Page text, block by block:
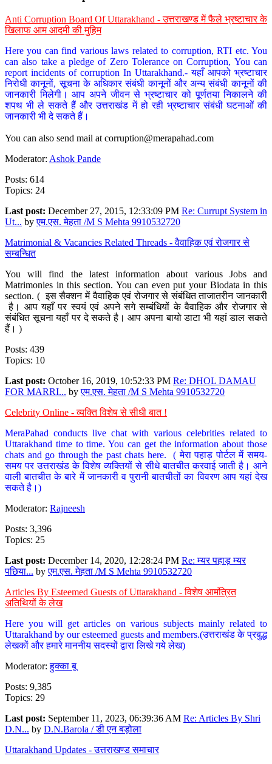
Anti Corruption Board Of Uttarakhand - उत्तराखण्ड में फैले भ्रष्टाचार के
खिलाफ आम आदमी की मुहिम
Here you can find various laws related to corruption, RTI etc. You
can also take a pledge of Zero Tolerance on Corruption, You can
report incidents of corruption In Uttarakhand.- यहाँ आपको भ्रष्टाचार
निरोधी कानूनों, सूचना के अधिकार संबंधी कानूनों और अन्य संबंधी कानूनों की
जानकारी मिलेगी। आप अपने जीवन से भ्रष्टाचार को पूर्णतया निकालने की
शपथ भी ले सकते हैं और उत्तराखंड में हो रही भ्रष्टाचार संबंधी घटनाओं की
जानकारी भी दे सकते हैं।
You can also send mail at corruption@merapahad.com
Moderator: Ashok Pande
Posts: 614
Topics: 24
Last post: December 27, 2015, 12:33:09 PM Re: Currupt System in
Ut... byएम.एस. मेहता /M S Mehta 9910532720
Matrimonial & Vacancies Related Threads - वैवाहिक एवं रोजगार से
सम्बन्धित
You will find the latest information about various Jobs and
Matrimonies in this section. You can even put your Biodata in this
section. ( इस सैक्शन में वैवाहिक एवं रोजगार से संबंधित ताजातरीन जानकारी
है। आप यहाँ पर स्वयं एवं अपने सगे सम्बंधियों के वैवाहिक और रोजगार से
संबंधित सूचना यहाँ पर दे सकते है। आप अपना बायो डाटा भी यहां डाल सकते
हैं। )
Posts: 439
Topics: 10
Last post: October 16, 2019, 10:52:33 PM Re: DHOL DAMAU
FOR MARRI... byएम.एस. मेहता /M S Mehta 9910532720
Celebrity Online - व्यक्ति विशेष से सीधी बात !
MeraPahad conducts live chat with various celebrities related to
Uttarakhand time to time. You can get the information about those
chats and go through the past chats here. ( मेरा पहाड़ पोर्टल में समय-
समय पर उत्तराखंड के विशेष व्यक्तियों से सीधे बातचीत करवाई जाती है। आने
वाली बातचीत के बारे में जानकारी व पुरानी बातचीतों का विवरण आप यहां देख
सकते है।)
Moderator: Rajneesh
Posts: 3,396
Topics: 25
Last post: December 14, 2020, 12:28:24 PM Re: म्यर पहाड़ म्यर
पछिया... byएम.एस. मेहता /M S Mehta 9910532720
Articles By Esteemed Guests of Uttarakhand - विशेष आमंत्रित
अतिथियों के लेख
Here you will get articles on various subjects mainly related to
Uttarakhand by our esteemed guests and members.(उत्तराखंड के प्रबुद्ध
लेखकों और हमारे माननीय सदस्यों द्वारा लिखे गये लेख)
Moderator:हुक्का बू
Posts: 9,385
Topics: 29
Last post: September 11, 2023, 06:39:36 AM Re: Articles By Shri
D.N... by D.N.Barola / डी एन बड़ोला
Uttarakhand Updates - उत्तराखण्ड समाचार